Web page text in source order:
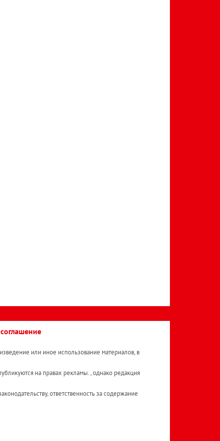
или иное использование материалов, в
на правах рекламы. , однако редакция
ответственность за содержание